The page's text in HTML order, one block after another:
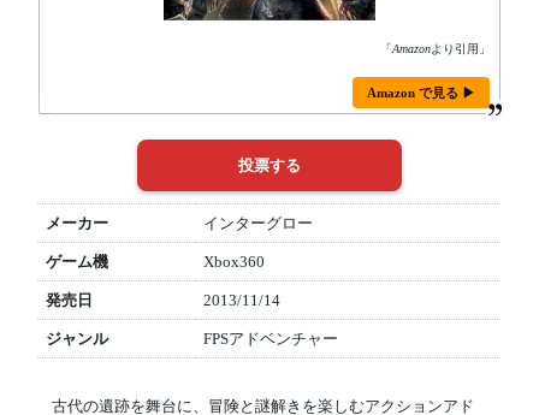
「Amazonより引用」
Amazon で見る ▶
メーカー インターグロー
ゲーム機 Xbox360
発売日 2013/11/14
ジャンル FPSアドベンチャー
古代の遺跡を舞台に、冒険と謎解きを楽しむアクションアド